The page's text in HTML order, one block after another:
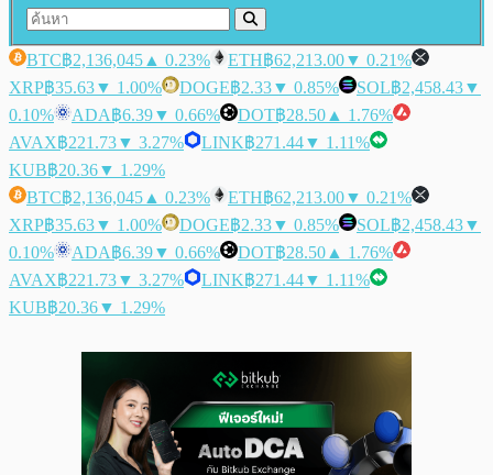
BTC฿2,136,045 ▲ 0.23% ETH฿62,213.00▼ 0.21%
XRP฿35.63▼ 1.00% DOGE฿2.33▼ 0.85% SOL฿2,458.43▼
0.10%
ADA฿6.39▼ 0.66% DOT฿28.50 ▲ 1.76%
AVAX฿221.73▼ 3.27% LINK฿271.44▼ 1.11%
KUB฿20.36▼ 1.29%
BTC฿2,136,045 ▲ 0.23% ETH฿62,213.00▼ 0.21%
XRP฿35.63▼ 1.00% DOGE฿2.33▼ 0.85% SOL฿2,458.43▼
0.10%
ADA฿6.39▼ 0.66% DOT฿28.50 ▲ 1.76%
AVAX฿221.73▼ 3.27% LINK฿271.44▼ 1.11%
KUB฿20.36▼ 1.29%